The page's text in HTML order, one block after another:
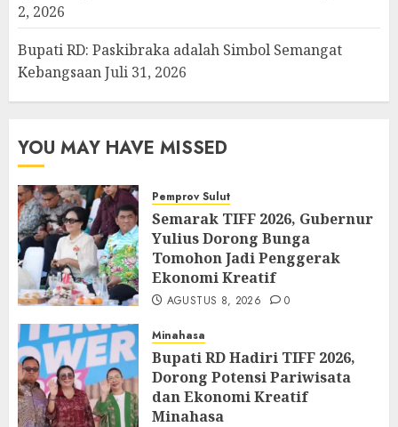
2, 2026
Bupati RD: Paskibraka adalah Simbol Semangat
KebangsaanJuli 31, 2026
YOU MAY HAVE MISSED
Pemprov Sulut
Semarak TIFF 2026, Gubernur
Yulius Dorong Bunga
Tomohon Jadi Penggerak
Ekonomi Kreatif
AGUSTUS 8, 2026 0
Minahasa
Bupati RD Hadiri TIFF 2026,
Dorong Potensi Pariwisata
dan Ekonomi Kreatif
Minahasa